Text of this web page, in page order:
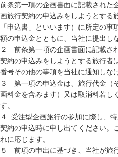
前条第一項の企画書面に記載された
画旅行契約の申込みをしようとする
「申込書」といいます）に所定の
額の申込金とともに、当社に提出し
２ 前条第一項の企画書面に記載さ
契約の申込みをしようとする旅行者
番号その他の事項を当社に通知しな
３ 第一項の申込金は、旅行代金（
画料金を含みます）又は取消料若し
す。
４ 受注型企画旅行の参加に際し、
契約の申込時に申し出てください。
れに応じます。
５ 前項の申出に基づき、当社が旅